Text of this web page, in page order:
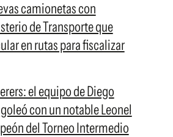
camionetas con
de Transporte que
en rutas para fiscalizar
el equipo de Diego
con un notable Leonel
del Torneo Intermedio